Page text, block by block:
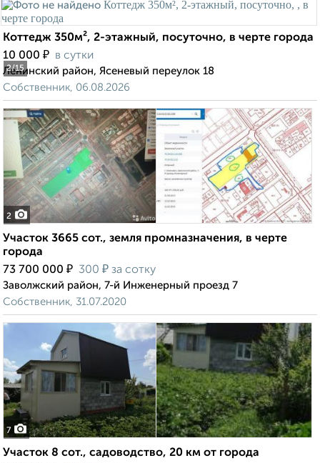
2/15
Коттедж 350м², 2-этажный, посуточно, в черте города
10 000 ₽ в сутки
Ленинский район, Ясеневый переулок 18
Собственник, 06.08.2026
2
Участок 3665 сот., земля промназначения, в черте
города
73 700 000 ₽ 300 ₽ за сотку
Заволжский район, 7-й Инженерный проезд 7
Собственник, 31.07.2020
7
Участок 8 сот., садоводство, 20 км от города